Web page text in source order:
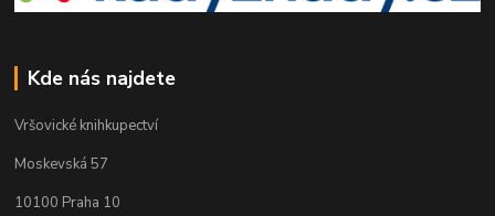
Kde nás najdete
Vršovické knihkupectví
Moskevská 57
10100 Praha 10